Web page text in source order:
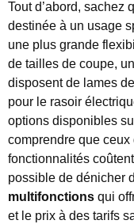
Tout d’abord, sachez
destinée à un usage
une plus grande
de tailles de coupe,
disposent de lames
pour le rasoir
options disponibles
comprendre que
fonctionnalités
possible de dénicher
multifonctions qui
et le prix à des tarifs